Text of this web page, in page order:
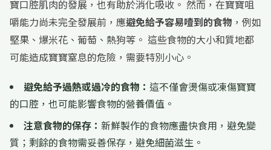
寶口腔肌肉的發展，也有助於消化吸收。 然而，在寶寶咀
嚼能力尚未完全發展前，應避免給予容易噎到的食物 ，例如
堅果、爆米花、葡萄、熱狗等。 這些食物的大小和質地都
可能造成寶寶窒息的危險，需要特別小心。
避免給予過熱或過冷的食物： 這不僅會燙傷或凍傷寶寶
的口腔，也可能影響食物的營養價值。
注意食物的保存： 新鮮製作的食物應盡快食用，避免變
質；剩餘的食物需妥善保存，避免細菌滋生。